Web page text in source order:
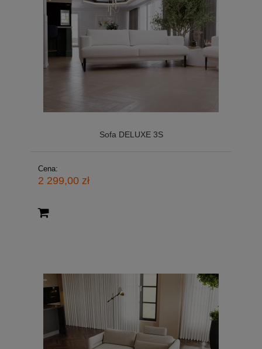
Sofa DELUXE 3S
Cena:
2 299,00 zł